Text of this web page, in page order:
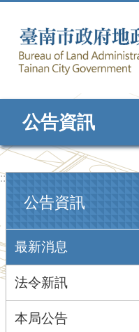
公告資訊
:::
公告資訊
最新消息
法令新訊
本局公告